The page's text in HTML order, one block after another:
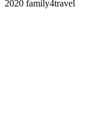
2020 family4travel